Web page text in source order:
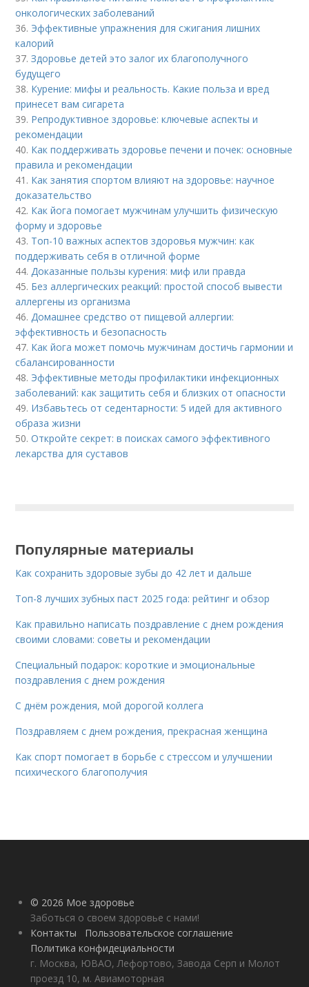
онкологических заболеваний
36. Эффективные упражнения для сжигания лишних
калорий
37.Здоровье детей это залог их благополучного
будущего
38. Курение: мифы и реальность. Какие польза и вред
принесет вам сигарета
39. Репродуктивное здоровье: ключевые аспекты и
рекомендации
40. Как поддерживать здоровье печени и почек: основные
правила и рекомендации
41. Как занятия спортом влияют на здоровье: научное
доказательство
42. Как йога помогает мужчинам улучшить физическую
форму и здоровье
43. Топ-10 важных аспектов здоровья мужчин: как
поддерживать себя в отличной форме
44.Доказанные пользы курения: миф или правда
45. Без аллергических реакций: простой способ вывести
аллергены из организма
46.Домашнее средство от пищевой аллергии:
эффективность и безопасность
47. Как йога может помочь мужчинам достичь гармонии и
сбалансированности
48. Эффективные методы профилактики инфекционных
заболеваний: как защитить себя и близких от опасности
49. Избавьтесь от седентарности: 5 идей для активного
образа жизни
50.Откройте секрет: в поисках самого эффективного
лекарства для суставов
Популярные материалы
Как сохранить здоровые зубы до 42 лет и дальше
Топ-8 лучших зубных паст 2025 года: рейтинг и обзор
Как правильно написать поздравление с днем рождения
своими словами: советы и рекомендации
Специальный подарок: короткие и эмоциональные
поздравления с днем рождения
С днём рождения, мой дорогой коллега
Поздравляем с днем рождения, прекрасная женщина
Как спорт помогает в борьбе с стрессом и улучшении
психического благополучия
© 2026 Мое здоровье
Заботься о своем здоровье с нами!
Контакты
Пользовательское соглашение
Политика конфидециальности
г. Москва, ЮВАО, Лефортово, Завода Серп и Молот
проезд 10, м. Авиамоторная